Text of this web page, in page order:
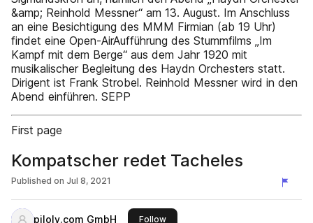
&amp; Reinhold Messner“ am 13. August. Im Anschluss
an eine Besichtigung des MMM Firmian (ab 19 Uhr)
findet eine Open-AirAufführung des Stummfilms „Im
Kampf mit dem Berge“ aus dem Jahr 1920 mit
musikalischer Begleitung des Haydn Orchesters statt.
Dirigent ist Frank Strobel. Reinhold Messner wird in den
Abend einführen. SEPP
First page
Kompatscher redet Tacheles
Published on Jul 8, 2021
piloly.com GmbH Followthis publisher